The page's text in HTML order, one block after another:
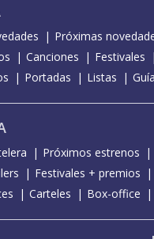
Próximas
Canciones Festivales
Portadas Listas
Próximos estrenos
Festivales + premios
Carteles Box-office